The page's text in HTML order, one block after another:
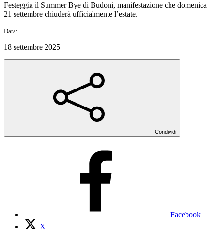
Festeggia il Summer Bye di Budoni, manifestazione che domenica
21 settembre chiuderà ufficialmente l’estate.
Data:
18 settembre 2025
Condividi
Facebook
X